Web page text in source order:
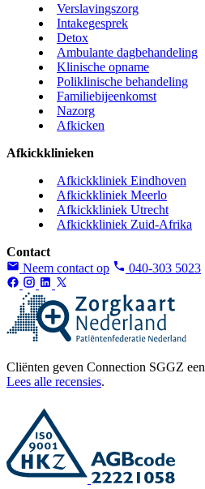
Verslavingszorg
Intakegesprek
Detox
Ambulante dagbehandeling
Klinische opname
Poliklinische behandeling
Familiebijeenkomst
Nazorg
Afkicken
Afkickklinieken
Afkickkliniek Eindhoven
Afkickkliniek Meerlo
Afkickkliniek Utrecht
Afkickkliniek Zuid-Afrika
Contact
Neem contact op
040-303 5023
Cliënten geven Connection SGGZ een
Lees alle recensies.